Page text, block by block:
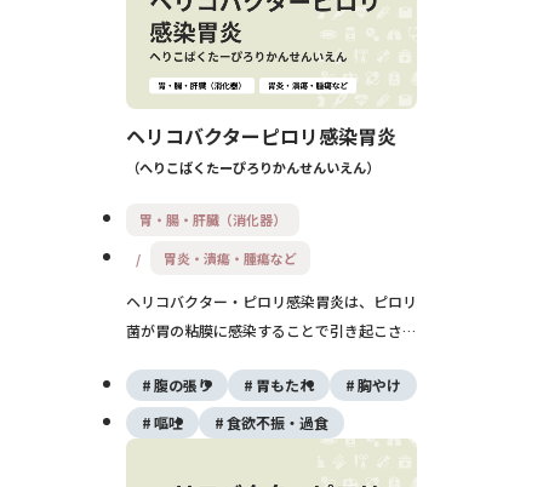
プが重要です。
ヘリコバクターピロリ感染胃炎
へりこばくたーぴろりかんせんいえん
胃・腸・肝臓（消化器）
胃炎・潰瘍・腫瘍など
ヘリコバクター・ピロリ感染胃炎は、ピロリ
菌が胃の粘膜に感染することで引き起こされ
が、長期的には胃粘膜の萎縮や腸上皮化生を
伴い、胃がんのリスクが高まります。内視鏡
や検査で早期に感染を確認し、適切な除菌治
療を行うことが、将来の重大な疾患を防ぐた
腹の張り 胃もたれ
胸やけ
嘔吐
食欲不振・過食